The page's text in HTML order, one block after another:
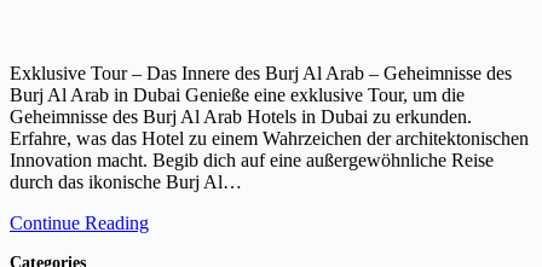
Exklusive Tour – Das Innere des Burj Al Arab – Geheimnisse des
Burj Al Arab in Dubai Genieße eine exklusive Tour, um die
Geheimnisse des Burj Al Arab Hotels in Dubai zu erkunden.
Erfahre, was das Hotel zu einem Wahrzeichen der architektonischen
Innovation macht. Begib dich auf eine außergewöhnliche Reise
durch das ikonische Burj Al…
Continue Reading
Categories